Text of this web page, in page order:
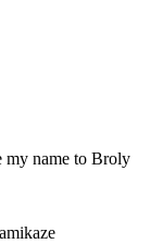
my name to Broly